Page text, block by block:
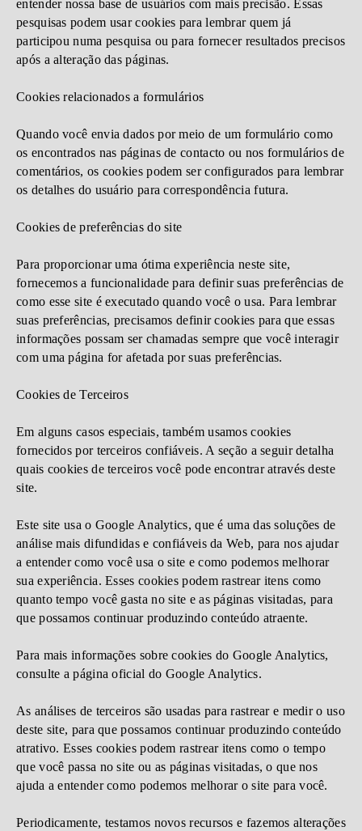
entender nossa base de usuários com mais precisão. Essas
pesquisas podem usar cookies para lembrar quem já
participou numa pesquisa ou para fornecer resultados precisos
após a alteração das páginas.
Cookies relacionados a formulários
Quando você envia dados por meio de um formulário como
os encontrados nas páginas de contacto ou nos formulários de
comentários, os cookies podem ser configurados para lembrar
os detalhes do usuário para correspondência futura.
Cookies de preferências do site
Para proporcionar uma ótima experiência neste site,
fornecemos a funcionalidade para definir suas preferências de
como esse site é executado quando você o usa. Para lembrar
suas preferências, precisamos definir cookies para que essas
informações possam ser chamadas sempre que você interagir
com uma página for afetada por suas preferências.
Cookies de Terceiros
Em alguns casos especiais, também usamos cookies
fornecidos por terceiros confiáveis. A seção a seguir detalha
quais cookies de terceiros você pode encontrar através deste
site.
Este site usa o Google Analytics, que é uma das soluções de
análise mais difundidas e confiáveis ​​da Web, para nos ajudar
a entender como você usa o site e como podemos melhorar
sua experiência. Esses cookies podem rastrear itens como
quanto tempo você gasta no site e as páginas visitadas, para
que possamos continuar produzindo conteúdo atraente.
Para mais informações sobre cookies do Google Analytics,
consulte a página oficial do Google Analytics.
As análises de terceiros são usadas para rastrear e medir o uso
deste site, para que possamos continuar produzindo conteúdo
atrativo. Esses cookies podem rastrear itens como o tempo
que você passa no site ou as páginas visitadas, o que nos
ajuda a entender como podemos melhorar o site para você.
Periodicamente, testamos novos recursos e fazemos alterações